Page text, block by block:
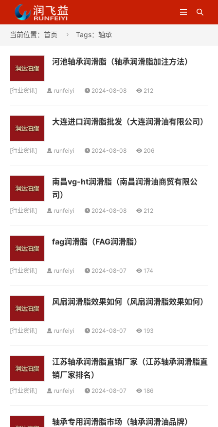


当前位置： 首页  Tags：轴承
河池轴承润滑脂（轴承润滑脂加注方法）
[行业资讯] runfeiyi 2024-08-08 212
大连进口润滑脂批发（大连润滑油有限公司）
[行业资讯] runfeiyi 2024-08-08 206
南昌vg-ht润滑脂（南昌润滑油商贸有限公
司）
[行业资讯] runfeiyi 2024-08-08 212
fag润滑脂（FAG润滑脂）
[行业资讯] runfeiyi 2024-08-07 174
风扇润滑脂效果如何（风扇润滑脂效果如何）
[行业资讯] runfeiyi 2024-08-07 193
江苏轴承润滑脂直销厂家（江苏轴承润滑脂直
销厂家排名）
[行业资讯] runfeiyi 2024-08-07 186
轴承专用润滑脂市场（轴承润滑油品牌）